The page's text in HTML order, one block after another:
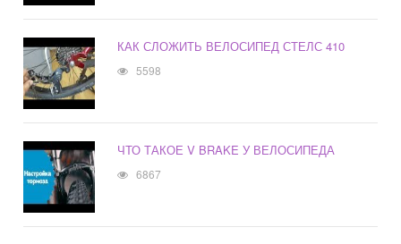
КАК СЛОЖИТЬ ВЕЛОСИПЕД СТЕЛС 410
5598
ЧТО ТАКОЕ V BRAKE У ВЕЛОСИПЕДА
6867